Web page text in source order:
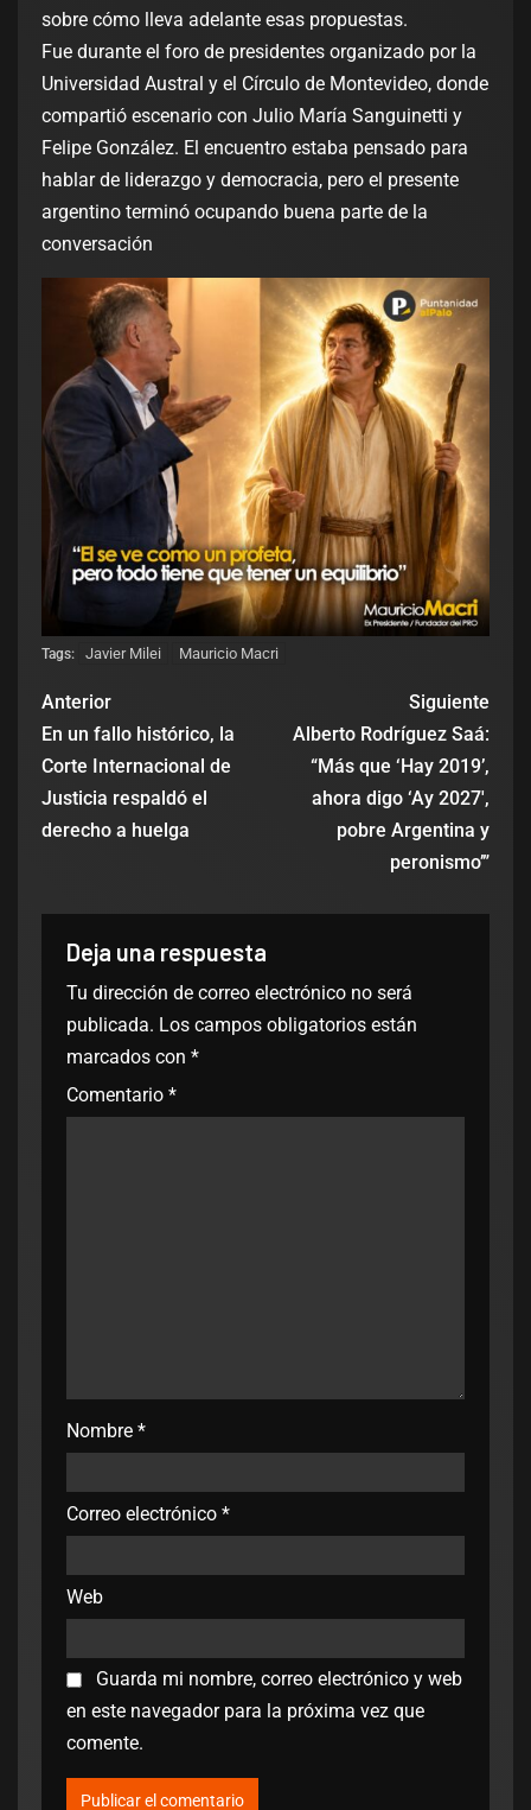
sobre cómo lleva adelante esas propuestas.
Fue durante el foro de presidentes organizado por la
Universidad Austral y el Círculo de Montevideo, donde
compartió escenario con Julio María Sanguinetti y
Felipe González. El encuentro estaba pensado para
hablar de liderazgo y democracia, pero el presente
argentino terminó ocupando buena parte de la
conversación
Tags: Javier Milei Mauricio Macri
Anterior
En un fallo histórico, la
Corte Internacional de
Justicia respaldó el
derecho a huelga
Siguiente
Alberto Rodríguez Saá:
“Más que ‘Hay 2019’,
ahora digo ‘Ay 2027′,
pobre Argentina y
peronismo’”
Deja una respuesta
Tu dirección de correo electrónico no será
publicada. Los campos obligatorios están
marcados con *
Comentario *
Nombre *
Correo electrónico *
Web
Guarda mi nombre, correo electrónico y web
en este navegador para la próxima vez que
comente.